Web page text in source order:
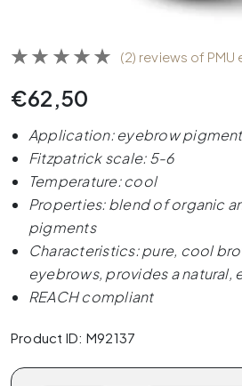
(2) reviews of PMU
€62,50
Application: eyebrow
Fitzpatrick scale: 5-6
Temperature: cool
Properties: blend of organic
pigments
Characteristics: pure, cool
eyebrows, provides a natural,
REACH compliant
Product ID: M92137